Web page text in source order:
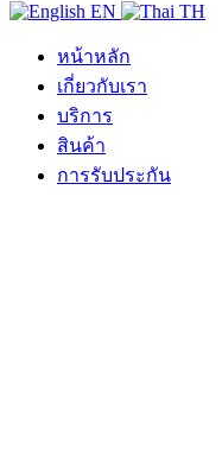
EN TH
หน้าหลัก
เกี่ยวกับเรา
บริการ
สินค้า
การรับประกัน